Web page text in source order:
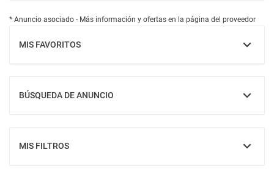
* Anuncio asociado - Más información y ofertas en la página del proveedor
MIS FAVORITOS
MOSTRAR
BÚSQUEDA DE ANUNCIO
MOSTRAR
MIS FILTROS
MOSTRAR